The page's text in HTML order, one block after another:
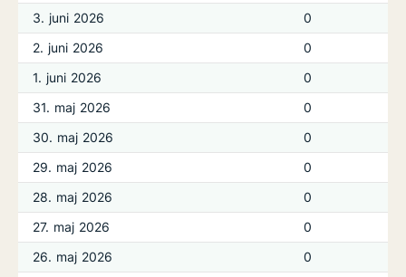
3. juni 2026
0
2. juni 2026
0
1. juni 2026
0
31. maj 2026
0
30. maj 2026
0
29. maj 2026
0
28. maj 2026
0
27. maj 2026
0
26. maj 2026
0